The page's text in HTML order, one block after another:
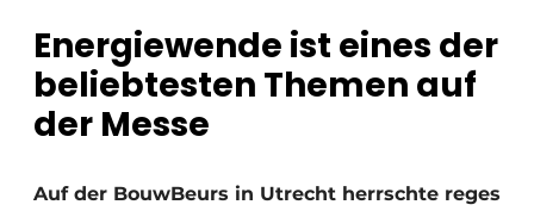
Einladung zu einem Rundtischgespräch - 20 Jahre
Profil
Videos
Energiewende ist eines der
beliebtesten Themen auf
der Messe
Auf der BouwBeurs in Utrecht herrschte reges